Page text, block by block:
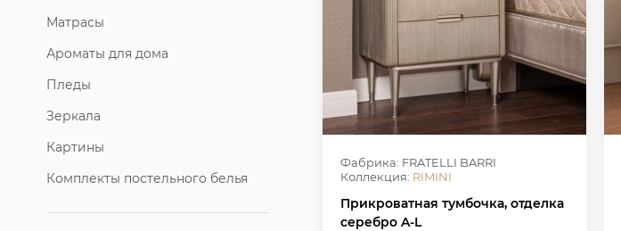
Матрасы
Ароматы для дома
Пледы
Зеркала
Картины
Комплекты постельного белья
Фабрика: FRATELLI BARRI
Коллекция: RIMINI
Прикроватная тумбочка, отделка
серебро A-L